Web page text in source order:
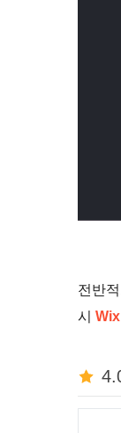
전반
시 Wix